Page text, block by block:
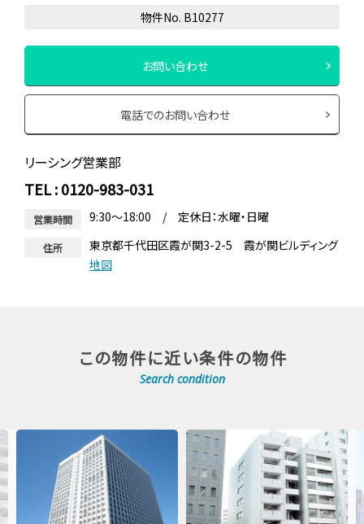
物件No. B10277
お問い合わせ
電話でのお問い合わせ
リーシング営業部
TEL : 0120-983-031
営業時間 9:30～18:00 / 定休日：水曜・日曜
住所
東京都千代田区霞が関3-2-5 霞が関ビルディング
地図
この物件に近い条件の物件
Search condition